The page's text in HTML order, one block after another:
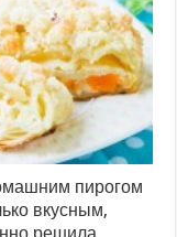
пирогом
вкусным,